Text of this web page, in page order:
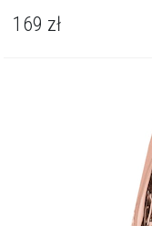
169 zł